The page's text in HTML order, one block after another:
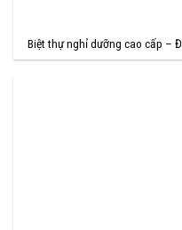
Biệt thự nghỉ dưỡng cao cấp –